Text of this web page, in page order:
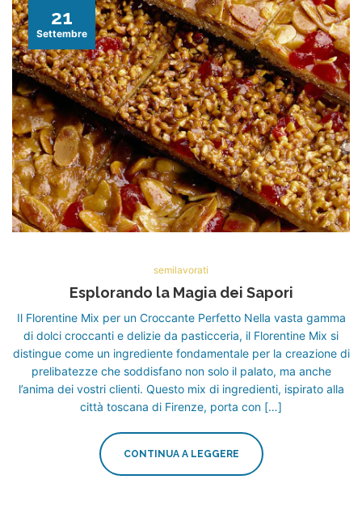
semilavorati
Esplorando la Magia dei Sapori
Il Florentine Mix per un Croccante Perfetto Nella vasta gamma
di dolci croccanti e delizie da pasticceria, il Florentine Mix si
distingue come un ingrediente fondamentale per la creazione di
prelibatezze che soddisfano non solo il palato, ma anche
l’anima dei vostri clienti. Questo mix di ingredienti, ispirato alla
città toscana di Firenze, porta con […]
CONTINUA A LEGGERE
21
Settembre